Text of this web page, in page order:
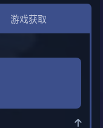
游戏获取